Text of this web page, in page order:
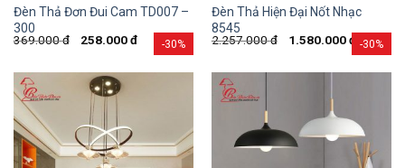
-30%
Đèn Thả Đơn Đui Cam TD007 –
300
369.000đ 258.000đ -30%
Đèn Thả Hiện Đại Nốt Nhạc
8545
2.257.000đ 1.580.000đ